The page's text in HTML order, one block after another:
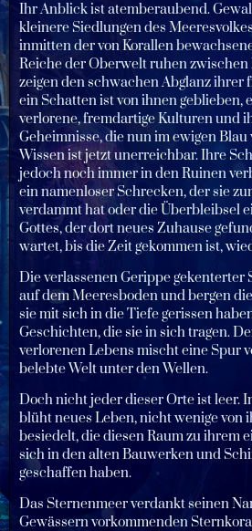
Ihr Anblick ist atemberaubend.
kleinere Siedlungen des
inmitten der von Korallen
Reiche der Oberwelt ruhen
zeigen den schwachen Abglanz ihrer
ein Schatten ist von ihnen geblieben,
verlorene, fremdartige Kulturen und
Geheimnisse, die nun im ewigen
Wissen ist jetzt unerreichbar. Ihre
jedoch noch immer in den Ruinen
ein namenloser Schrecken, der sie
verdammt hat oder die Überbleibsel
Gottes, der dort neues Zuhause
wartet, bis die Zeit gekommen ist,
Die verlassenen Gerippe gekenterter
auf dem Meeresboden und bergen
sie mit sich in die Tiefe gerissen
Geschichten, die sie in sich tragen.
verlorenen Lebens mischt eine Spur
belebte Welt unter den Wellen.
Doch nicht jeder dieser Orte ist leer.
blüht neues Leben, nicht wenige von
besiedelt, die diesen Raum zu ihrem
sich in den alten Bauwerken und
geschaffen haben.
Das Sternenmeer verdankt seinen
Gewässern vorkommenden